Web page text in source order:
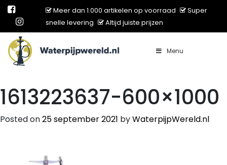
Meer dan 1.000 artikelen op voorraad
Super
snelle levering
Altijd juiste prijzen
Main Navigation Menu
1613223637-600×1000
Posted on25 september 2021 byWaterpijpWereld.nl